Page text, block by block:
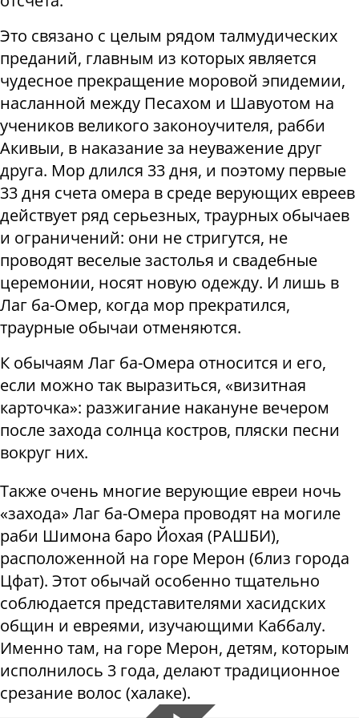
Это связано с целым рядом талмудических
преданий, главным из которых является
чудесное прекращение моровой эпидемии,
насланной между Песахом и Шавуотом на
учеников великого законоучителя, рабби
Акивыи, в наказание за неуважение друг
друга. Мор длился 33 дня, и поэтому первые
33 дня счета омера в среде верующих евреев
действует ряд серьезных, траурных обычаев
и ограничений: они не стригутся, не
проводят веселые застолья и свадебные
церемонии, носят новую одежду. И лишь в
Лаг ба-Омер, когда мор прекратился,
траурные обычаи отменяются.
К обычаям Лаг ба-Омера относится и его,
если можно так выразиться, «визитная
карточка»: разжигание накануне вечером
после захода солнца костров, пляски песни
вокруг них.
Также очень многие верующие евреи ночь
«захода» Лаг ба-Омера проводят на могиле
раби Шимона баро Йохая (РАШБИ),
расположенной на горе Мерон (близ города
Цфат). Этот обычай особенно тщательно
соблюдается представителями хасидских
общин и евреями, изучающими Каббалу.
Именно там, на горе Мерон, детям, которым
исполнилось 3 года, делают традиционное
срезание волос (халаке).